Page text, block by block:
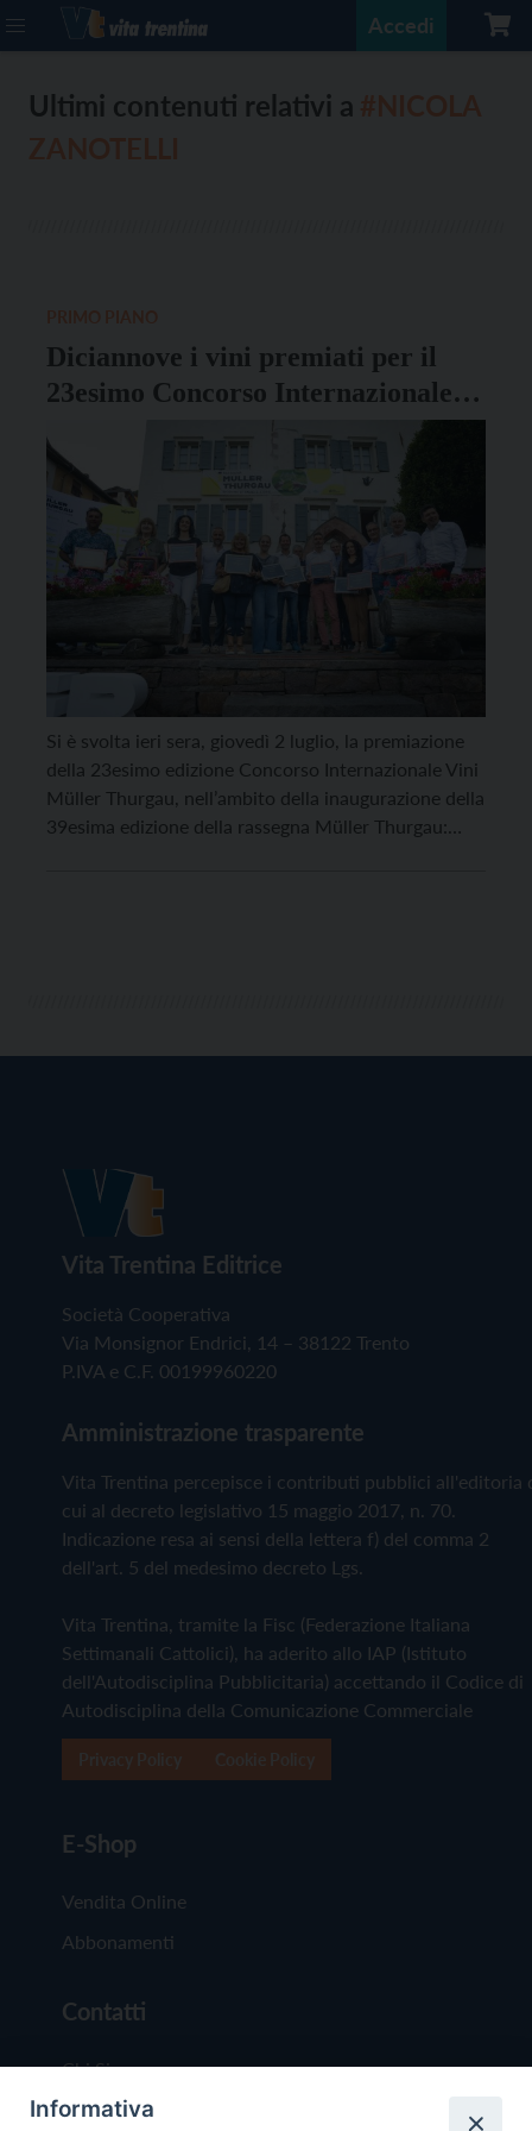
Accedi
Ultimi contenuti relativi a
Diciannove i vini premiati per il
23esimo Concorso Internazionale
Si è svolta ieri sera, giovedì 2 luglio, la premiazione
della 23esimo edizione Concorso Internazionale Vini
Müller Thurgau, nell’ambito della inaugurazione della
39esima edizione della rassegna Müller Thurgau:
Vita Trentina Editrice
Società Cooperativa
Via Monsignor Endrici, 14 – 38122 Trento
P.IVA e C.F. 00199960220
Amministrazione trasparente
Vita Trentina percepisce i contributi pubblici all'editoria
cui al decreto legislativo 15 maggio 2017, n. 70.
Indicazione resa ai sensi della lettera f) del comma 2
dell'art. 5 del medesimo decreto Lgs.
Vita Trentina, tramite la Fisc (Federazione Italiana
Settimanali Cattolici), ha aderito allo IAP (Istituto
dell'Autodisciplina Pubblicitaria) accettando il Codice di
Autodisciplina della Comunicazione Commerciale
E-Shop
Vendita Online
Abbonamenti
Contatti
Chi Siamo
Redazione
Informativa